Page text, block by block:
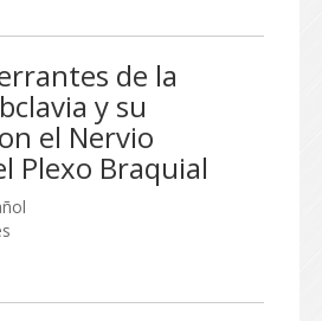
de la
y su
el Nervio
Plexo Braquial